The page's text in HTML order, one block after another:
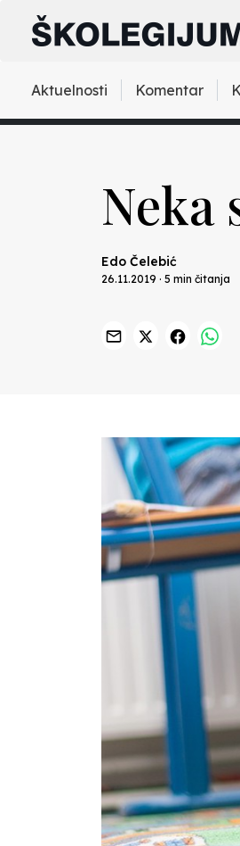
Aktuelnosti Komentar
Neka
Edo Čelebić
26.11.2019 · 5 min čitanja